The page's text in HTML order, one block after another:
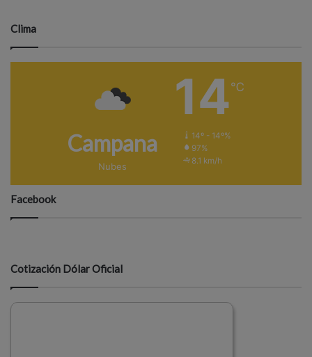
Clima
Campana
Nubes
14℃
14º - 14º%
97%
8.1 km/h
Facebook
Cotización Dólar Oficial